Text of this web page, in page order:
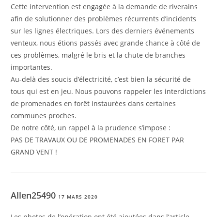
Cette intervention est engagée à la demande de riverains
afin de solutionner des problèmes récurrents d’incidents
sur les lignes électriques. Lors des derniers événements
venteux, nous étions passés avec grande chance à côté de
ces problèmes, malgré le bris et la chute de branches
importantes.
Au-delà des soucis d’électricité, c’est bien la sécurité de
tous qui est en jeu. Nous pouvons rappeler les interdictions
de promenades en forêt instaurées dans certaines
communes proches.
De notre côté, un rappel à la prudence s’impose :
PAS DE TRAVAUX OU DE PROMENADES EN FORET PAR
GRAND VENT !
Allen25490 17 MARS 2020